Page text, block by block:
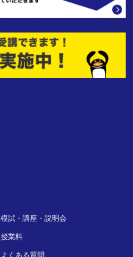
模試・講座・説明会
授業料
よくある質問